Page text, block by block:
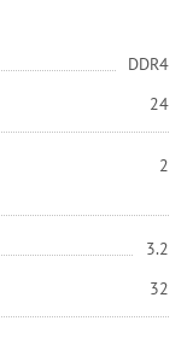
DDR4
24
2
3.2
32